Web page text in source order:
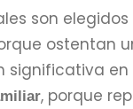
son elegidos
ostentan
significativa
, porque